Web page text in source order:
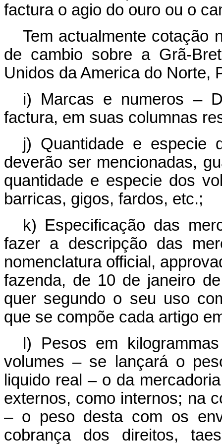
factura o agio do ouro ou o
Tem actualmente cotação
de cambio sobre a Grã-
Unidos da America do Norte,
i) Marcas e numeros –
factura, em suas columnas
j) Quantidade e especie
deverão ser mencionadas,
quantidade e especie dos
barricas, gigos, fardos, etc.;
k) Especificação das
fazer a descripção das
nomenclatura official,
fazenda, de 10 de janeiro
quer segundo o seu uso
que se compõe cada artigo
l) Pesos em
volumes – se lançará o
liquido real – o da
externos, como internos; na
– o peso desta com os
cobrança dos direitos,